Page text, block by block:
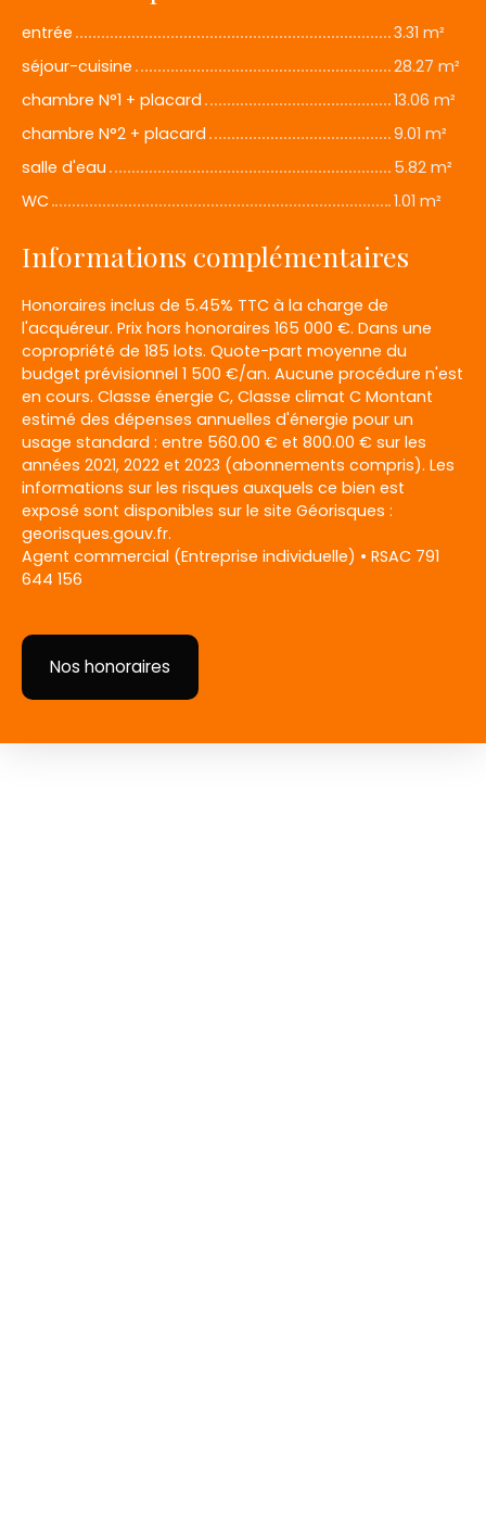
entrée
3.31 m²
séjour-cuisine
28.27 m²
chambre N°1 + placard
13.06 m²
chambre N°2 + placard
9.01 m²
salle d'eau
5.82 m²
WC
1.01 m²
Informations complémentaires
Honoraires inclus de 5.45% TTC à la charge de
l'acquéreur. Prix hors honoraires 165 000 €. Dans une
copropriété de 185 lots. Quote-part moyenne du
budget prévisionnel 1 500 €/an. Aucune procédure n'est
en cours. Classe énergie C, Classe climat C Montant
estimé des dépenses annuelles d'énergie pour un
usage standard : entre 560.00 € et 800.00 € sur les
années 2021, 2022 et 2023 (abonnements compris). Les
informations sur les risques auxquels ce bien est
exposé sont disponibles sur le site Géorisques :
georisques.gouv.fr.
Agent commercial (Entreprise individuelle) • RSAC 791
644 156
Nos honoraires